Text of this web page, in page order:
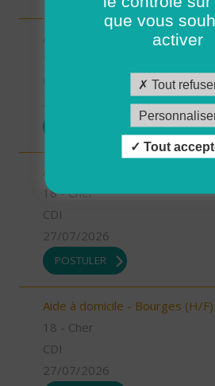
Aide à domicile - Saint Martin
Aide à domicile - Mehun sur
18 - Cher
CDI
27/07/2026
POSTULER
Aide à domicile - Bourges (H/F)
18 - Cher
CDI
27/07/2026
que vous
activer
Tout
Tout